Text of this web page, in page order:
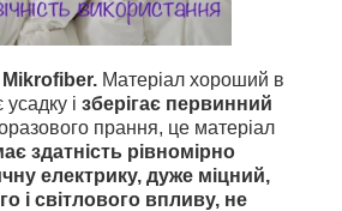
Матеріал хороший в
усадку і зберігає первинний
прання, це матеріал
здатність рівномірно
електрику, дуже міцний,
і світлового впливу, не